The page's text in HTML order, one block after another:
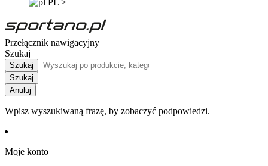
PL >
Przełącznik nawigacyjny
Szukaj
Szukaj
Szukaj
Anuluj
Wpisz wyszukiwaną frazę, by zobaczyć podpowiedzi.
Moje konto